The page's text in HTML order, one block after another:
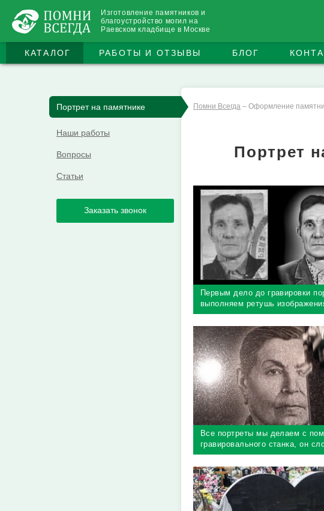
Изготовление памятников и
благоустройство могил на
Раевском кладбище в Москве
КАТАЛОГ РАБОТЫ И ОТЗЫВЫ БЛОГ
Портрет на памятнике
Наши работы
Вопросы
Статьи
Заказать звонок
Помни Всегда – Оформление
Портрет
Первым дело до гравировки
выполняем ретушь
необходимо максимально
портрет
Все портреты мы делаем с
гравировального станка, он
матричный принтер
точность